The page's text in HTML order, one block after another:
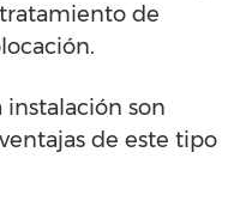
de
instalación son
de este tipo